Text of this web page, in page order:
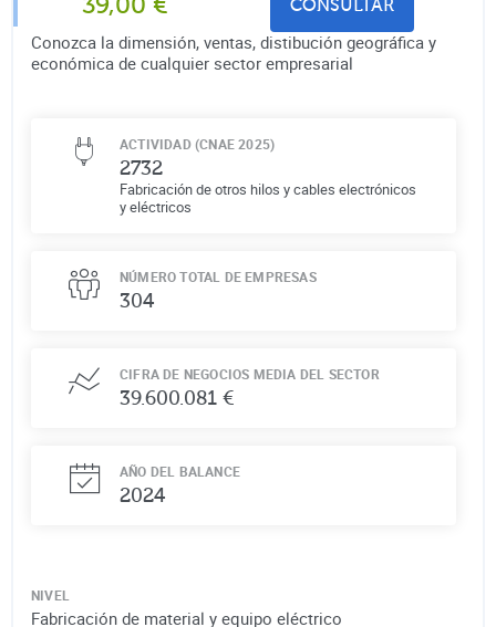
CONSULTAR
Conozca la dimensión, ventas, distibución geográfica y
económica de cualquier sector empresarial
ACTIVIDAD (CNAE 2025)
2732
Fabricación de otros hilos y cables electrónicos
y eléctricos
NÚMERO TOTAL DE EMPRESAS
304
CIFRA DE NEGOCIOS MEDIA DEL SECTOR
39.600.081 €
AÑO DEL BALANCE
2024
NIVEL
Fabricación de material y equipo eléctrico